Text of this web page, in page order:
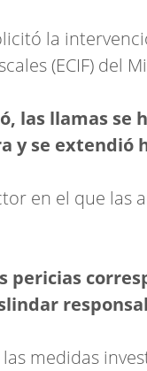
la
(ECIF) del
las llamas se
y se extendió
en el que las
pericias
medidas